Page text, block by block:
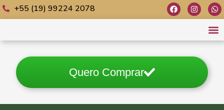
+55 (19) 99224 2078
Quero Comprar